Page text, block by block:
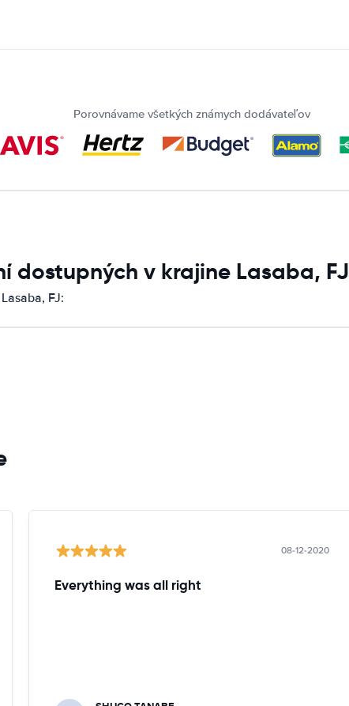
Porovnávame všetkých známych dodávateľov
dostupných v krajine Lasaba, FJ
FJ:
08-12-2020
Everything was all right